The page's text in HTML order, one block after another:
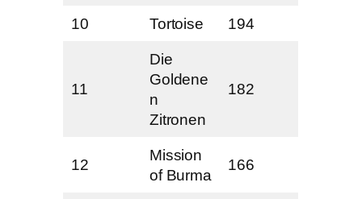
10 Tortoise 194
11
Die
Goldene
n
Zitronen
182
12
Mission
of Burma
166